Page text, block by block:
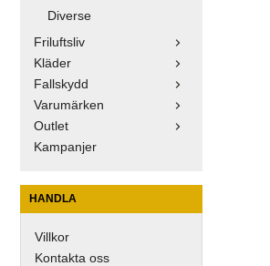
Diverse
Friluftsliv
Kläder
Fallskydd
Varumärken
Outlet
Kampanjer
HANDLA
Villkor
Kontakta oss